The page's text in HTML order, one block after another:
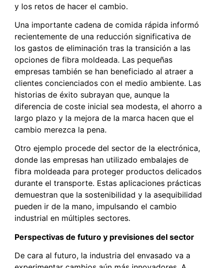
y los retos de hacer el cambio.
Una importante cadena de comida rápida informó
recientemente de una reducción significativa de
los gastos de eliminación tras la transición a las
opciones de fibra moldeada. Las pequeñas
empresas también se han beneficiado al atraer a
clientes concienciados con el medio ambiente. Las
historias de éxito subrayan que, aunque la
diferencia de coste inicial sea modesta, el ahorro a
largo plazo y la mejora de la marca hacen que el
cambio merezca la pena.
Otro ejemplo procede del sector de la electrónica,
donde las empresas han utilizado embalajes de
fibra moldeada para proteger productos delicados
durante el transporte. Estas aplicaciones prácticas
demuestran que la sostenibilidad y la asequibilidad
pueden ir de la mano, impulsando el cambio
industrial en múltiples sectores.
Perspectivas de futuro y previsiones del sector
De cara al futuro, la industria del envasado va a